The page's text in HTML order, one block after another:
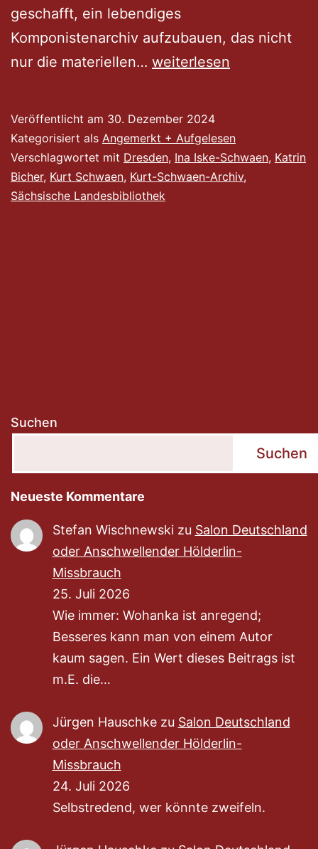
geschafft, ein lebendiges
Komponistenarchiv aufzubauen, das nicht
nur die materiellen… Perspektiven
Kurt-
Schwaen-
Archiv
weiterlesen
Veröffentlicht am 30. Dezember 2024
Kategorisiert als Angemerkt + Aufgelesen
Verschlagwortet mit Dresden, Ina Iske-Schwaen, Katrin
Bicher, Kurt Schwaen, Kurt-Schwaen-Archiv,
Sächsische Landesbibliothek
Suchen
Suchen
Neueste Kommentare
Stefan Wischnewski zu Salon Deutschland
oder Anschwellender Hölderlin-
Missbrauch
25. Juli 2026
Wie immer: Wohanka ist anregend;
Besseres kann man von einem Autor
kaum sagen. Ein Wert dieses Beitrags ist
m.E. die…
Jürgen Hauschkezu Salon Deutschland
oder Anschwellender Hölderlin-
Missbrauch
24. Juli 2026
Selbstredend, wer könnte zweifeln.